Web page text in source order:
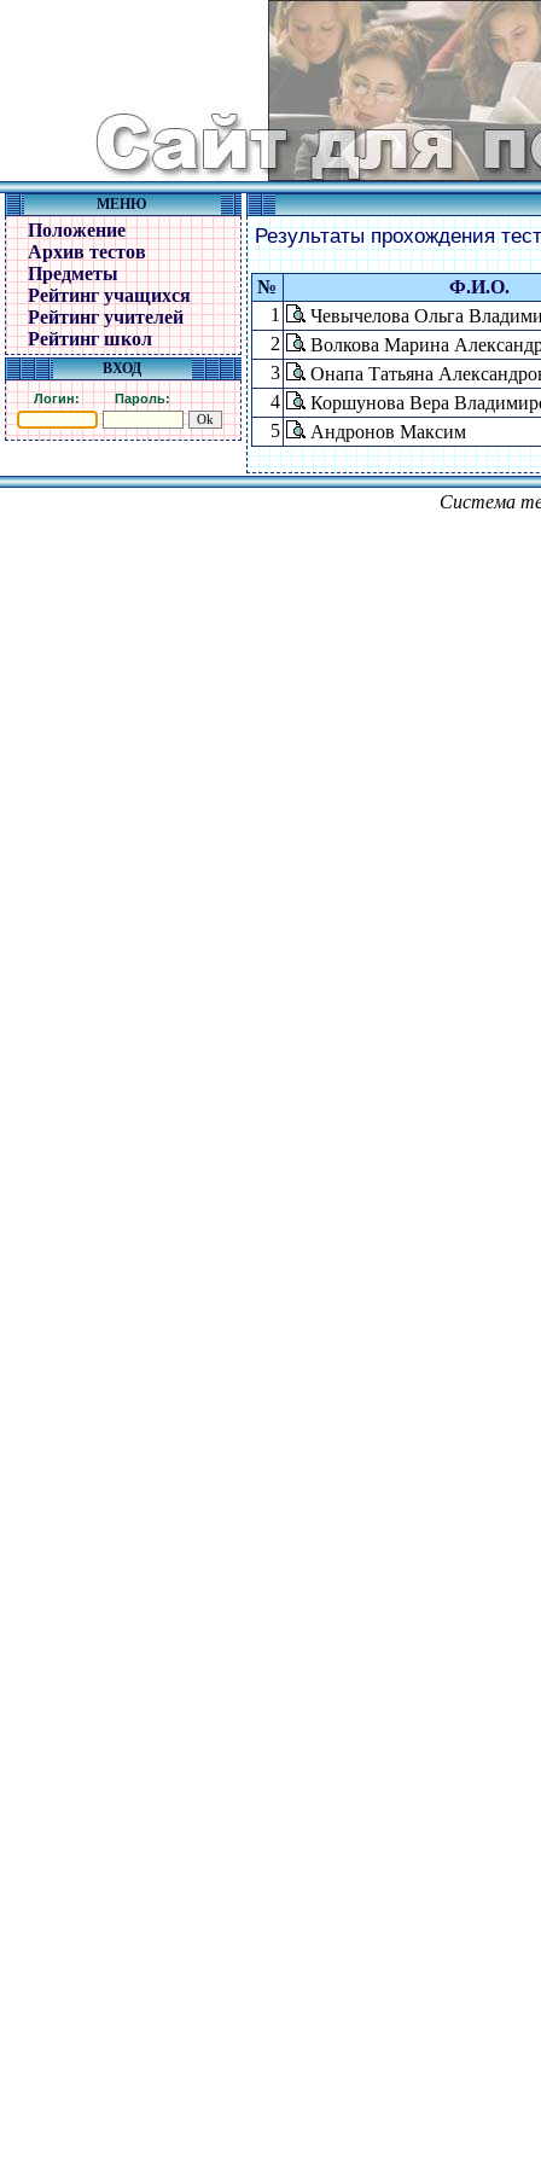
МЕНЮ
Положение
Архив тестов
Предметы
Рейтинг учащихся
Рейтинг учителей
Рейтинг школ
ВХОД
Логин: Пароль:
Результаты прохождения
№
Ф.И.О.
1
Чевычелова Ольга
2
Волкова Марина
3
Онапа Татьяна
4
Коршунова Вера
5
Андронов Максим
Система